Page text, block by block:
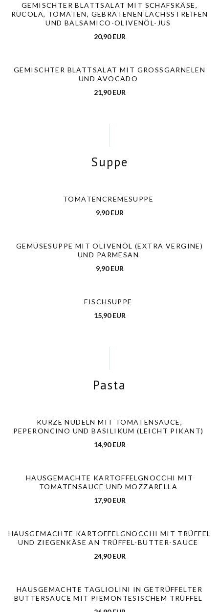
GEMISCHTER BLATTSALAT MIT SCHAFSKÄSE,
RUCOLA, TOMATEN, GEBRATENEN LACHSSTREIFEN
UND BALSAMICO-OLIVENÖL-JUS
20,90 EUR
GEMISCHTER BLATTSALAT MIT GROSSGARNELEN U
ND AVOCADO
21,90 EUR
Suppe
TOMATENCREMESUPPE
9,90 EUR
GEMÜSESUPPE MIT OLIVENÖL (EXTRA VERGINE)
UND PARMESAN
9,90 EUR
FISCHSUPPE
15,90 EUR
Pasta
KURZE NUDELN MIT TOMATENSAUCE,
PEPERONCINO UND BASILIKUM (LEICHT PIKANT)
14,90 EUR
HAUSGEMACHTE KARTOFFELGNOCCHI MIT
TOMATENSAUCE UND MOZZARELLA
17,90 EUR
HAUSGEMACHTE KARTOFFELGNOCCHI MIT TRÜFFEL
UND ZIEGENKÄSE AN TRÜFFEL-BUTTER-SAUCE
24,90 EUR
HAUSGEMACHTE TAGLIOLINI IN GETRÜFFELTER
BUTTERSAUCE MIT PIEMONTESISCHEM TRÜFFEL